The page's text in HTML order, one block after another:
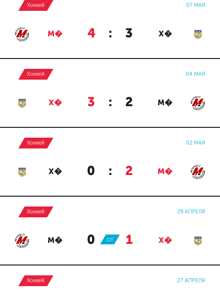
Хоккей 07 МАЯ
М� 4 : 3 Х�
Хоккей 04 МАЯ
Х� 3 : 2 М�
Хоккей 02 МАЯ
Х� 0 : 2 М�
Хоккей 29 АПРЕЛЯ
М� 0 : 1 Х�
ОТ
Хоккей 27 АПРЕЛЯ